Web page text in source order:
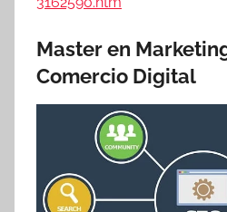
Master en
Comercio Digital